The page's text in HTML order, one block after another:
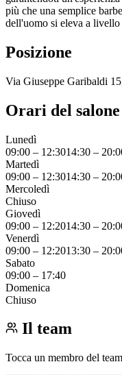
più che una semplice
dell'uomo si eleva a livello
Posizione
Via Giuseppe Garibaldi
Orari del salone
Lunedì
09:00 – 12:3014:30 –
Martedì
09:00 – 12:3014:30 –
Mercoledì
Chiuso
Giovedì
09:00 – 12:2014:30 –
Venerdì
09:00 – 12:2013:30 –
Sabato
09:00 – 17:40
Domenica
Chiuso
Il team
Tocca un membro del